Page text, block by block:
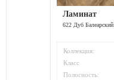
Ламинат
622 Дуб Балеарский
Коллекция:
Класс
износостойкости:
Полосность: